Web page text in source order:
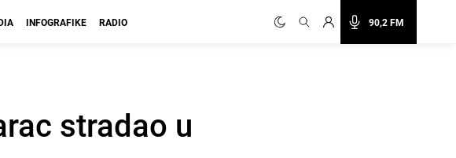
90,2 FM
INFOGRAFIKE RADIO
stradao u